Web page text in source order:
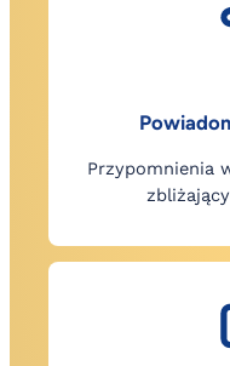
Przypomnienia